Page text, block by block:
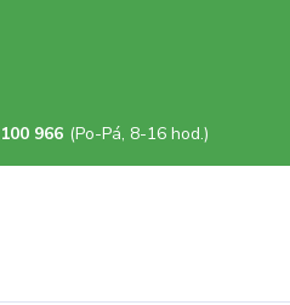
966 (Po-Pá, 8-16 hod.)